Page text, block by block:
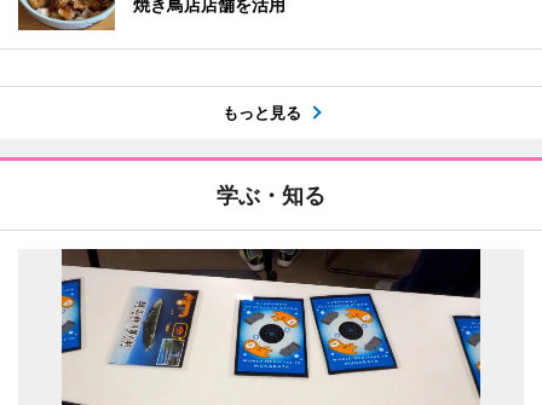
焼き鳥店店舗を活用
もっと見る
学ぶ・知る